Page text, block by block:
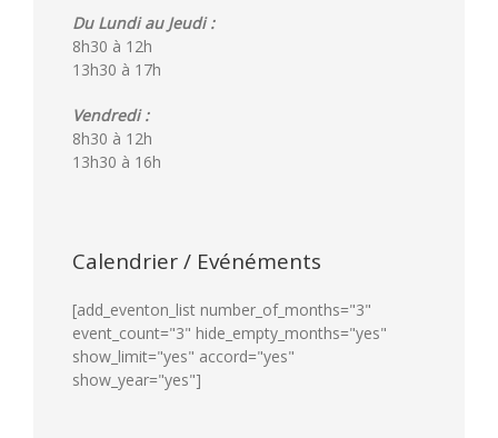
Du Lundi au Jeudi :
8h30 à 12h
13h30 à 17h
Vendredi :
8h30 à 12h
13h30 à 16h
Calendrier / Evénéments
[add_eventon_list number_of_months="3"
event_count="3" hide_empty_months="yes"
show_limit="yes" accord="yes"
show_year="yes"]